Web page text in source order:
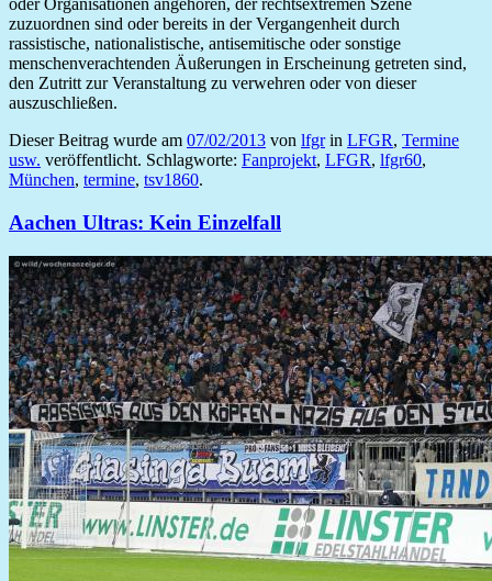
oder Organisationen angehören, der rechtsextremen Szene
zuzuordnen sind oder bereits in der Vergangenheit durch
rassistische, nationalistische, antisemitische oder sonstige
menschenverachtenden Äußerungen in Erscheinung getreten sind,
den Zutritt zur Veranstaltung zu verwehren oder von dieser
auszuschließen.
Dieser Beitrag wurde am 07/02/2013 von lfgrin LFGR, Termine
usw. veröffentlicht. Schlagworte: Fanprojekt, LFGR, lfgr60,
München, termine, tsv1860.
Aachen Ultras: Kein Einzelfall